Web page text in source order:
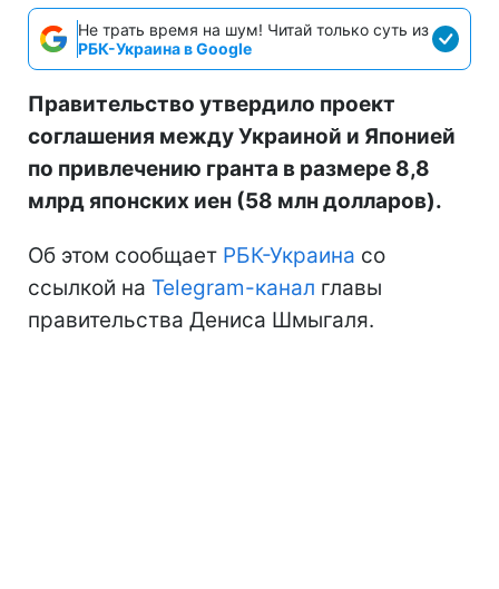
Не трать время на шум! Читай только суть из
РБК-Украина в Google
Правительство утвердило проект
соглашения между Украиной и Японией
по привлечению гранта в размере 8,8
млрд японских иен (58 млн долларов).
Об этом сообщает РБК-Украина со
ссылкой на Telegram-канал главы
правительства Дениса Шмыгаля.